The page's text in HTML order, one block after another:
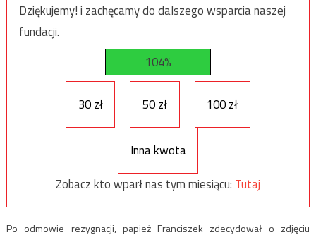
Dziękujemy! i zachęcamy do dalszego wsparcia naszej
fundacji.
104%
30 zł 50 zł 100 zł
Inna kwota
Zobacz kto wparł nas tym miesiącu: Tutaj
Po odmowie rezygnacji, papież Franciszek zdecydował o zdjęciu